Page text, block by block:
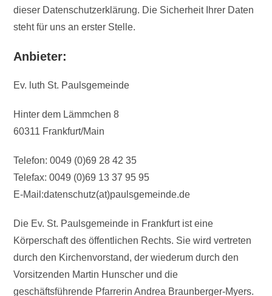
dieser Datenschutzerklärung. Die Sicherheit Ihrer Daten
steht für uns an erster Stelle.
Anbieter:
Ev. luth St. Paulsgemeinde
Hinter dem Lämmchen 8
60311 Frankfurt/Main
Telefon: 0049 (0)69 28 42 35
Telefax: 0049 (0)69 13 37 95 95
E-Mail:datenschutz(at)paulsgemeinde.de
Die Ev. St. Paulsgemeinde in Frankfurt ist eine
Körperschaft des öffentlichen Rechts. Sie wird vertreten
durch den Kirchenvorstand, der wiederum durch den
Vorsitzenden Martin Hunscher und die
geschäftsführende Pfarrerin Andrea Braunberger-Myers.